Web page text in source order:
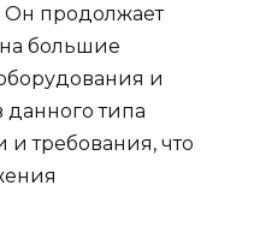
Он продолжает
большие
и
типа
и требования, что